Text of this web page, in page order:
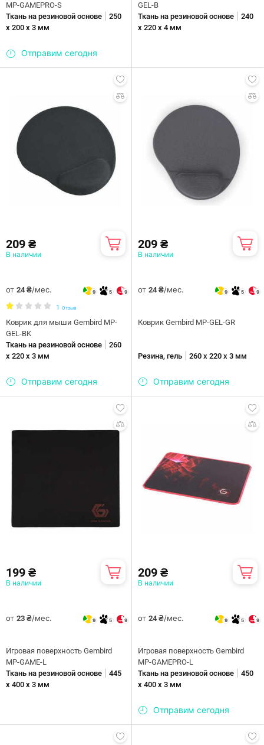
MP-GAMEPRO-S
Ткань на резиновой основе
250
х 200 х 3 мм
Отправим сегодня
GEL-B
Ткань на резиновой основе
240
х 220 х 4 мм
209 ₴
В наличии
от 24 ₴/мес. 9 5 9
1 Отзыв
Коврик для мыши Gembird MP-
GEL-BK
Ткань на резиновой основе
260
х 220 x 3 мм
Отправим сегодня
209 ₴
В наличии
от 24 ₴/мес. 9 5 9
Коврик Gembird MP-GEL-GR
Резина, гель 260 х 220 x 3 мм
Отправим сегодня
199 ₴
В наличии
от 23 ₴/мес. 9 5 9
Игровая поверхность Gembird
MP-GAME-L
Ткань на резиновой основе
445
x 400 x 3 мм
209 ₴
В наличии
от 24 ₴/мес. 9 5 9
Игровая поверхность Gembird
MP-GAMEPRO-L
Ткань на резиновой основе
450
х 400 х 3 мм
Отправим сегодня